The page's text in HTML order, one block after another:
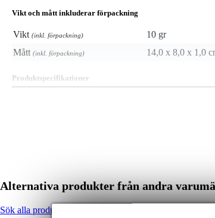
Vikt och mått inkluderar förpackning
Vikt (inkl. förpackning)
10 gr
Mått (inkl. förpackning) 14,0 x 8,0 x 1,0
Produktspecifikationer
Alternativa produkter från andra
Sök alla produkter i kategorin Audiospelare reservdelar